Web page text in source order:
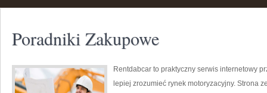
Poradniki Zakupowe
Rentdabcar to praktyczny serwis internetowy
lepiej zrozumieć rynek motoryzacyjny. Strona